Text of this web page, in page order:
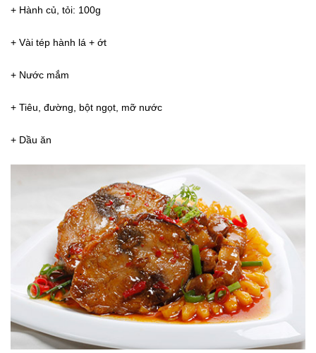
+ Hành củ, tỏi: 100g
+ Vài tép hành lá + ớt
+ Nước mắm
+ Tiêu, đường, bột ngọt, mỡ nước
+ Dầu ăn